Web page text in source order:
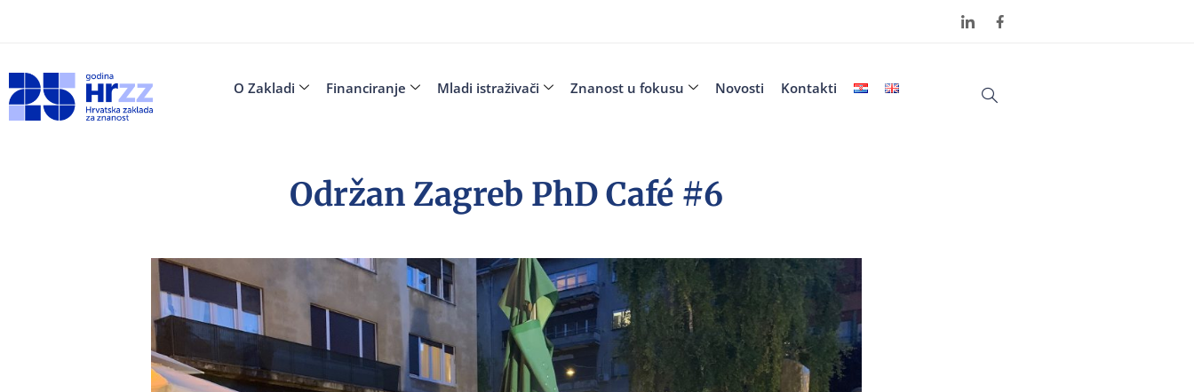
O Zakladi Financiranje Mladi istraživači Znanost u fokusu Novosti Kontakti
Održan Zagreb PhD Café #6